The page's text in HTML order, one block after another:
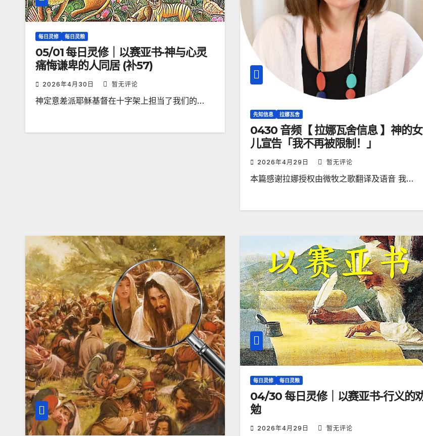
每日灵修 每日灵粮
05/01 每日灵修｜以赛亚书-神与心灵
痛悔谦卑的人同居 (补57)
2026年4月30日 暂无评论
神定意差派耶稣基督在十字架上担当了我们的…
先知信息 拉娜瓦舍
0430 音频【 拉娜瓦舍信息 】神的女
儿宣告「我不再被限制！」
2026年4月29日 暂无评论
本篇感谢拉娜授权由微牧之歌翻译及语音 我…
每日灵修 每日灵粮
04/30 每日灵修｜以赛亚书-行义的劝
勉
2026年4月29日 暂无评论